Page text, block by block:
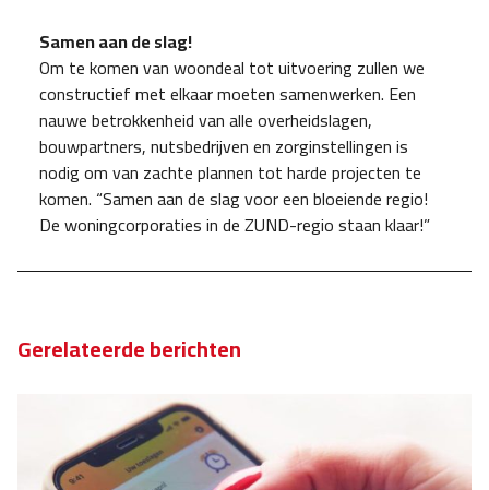
Samen aan de slag!
Om te komen van woondeal tot uitvoering zullen we
constructief met elkaar moeten samenwerken. Een
nauwe betrokkenheid van alle overheidslagen,
bouwpartners, nutsbedrijven en zorginstellingen is
nodig om van zachte plannen tot harde projecten te
komen. “Samen aan de slag voor een bloeiende regio!
De woningcorporaties in de ZUND-regio staan klaar!”
Gerelateerde berichten